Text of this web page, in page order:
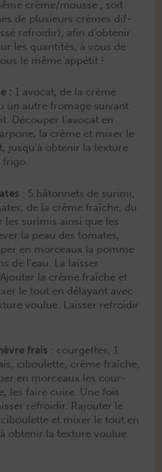
crème/mousse ; soit
de plusieurs crèmes dif­
refroidir), afin d’obtenir
les quan­tités, à vous de
le même appétit !
: 1 avo­cat, de la crème
un autre fro­mage suiv­ant
Découper l’avocat en
la crème et mix­er le
jusqu’à obtenir la tex­ture
frigo.
: 5 bâton­nets de suri­mi,
de la crème fraîche, du
surim­is ain­si que les
la peau des tomates,
en morceaux la pomme
de l’eau. La laiss­er
la crème fraîche et
le tout en délayant avec
voulue. Laiss­er refroidir
frais : cour­gettes, 1
ciboulette, crème fraîche,
en morceaux les cour­
les faire cuire. Une fois
refroidir. Rajouter le
et mix­er le tout en
obtenir la tex­ture voulue.